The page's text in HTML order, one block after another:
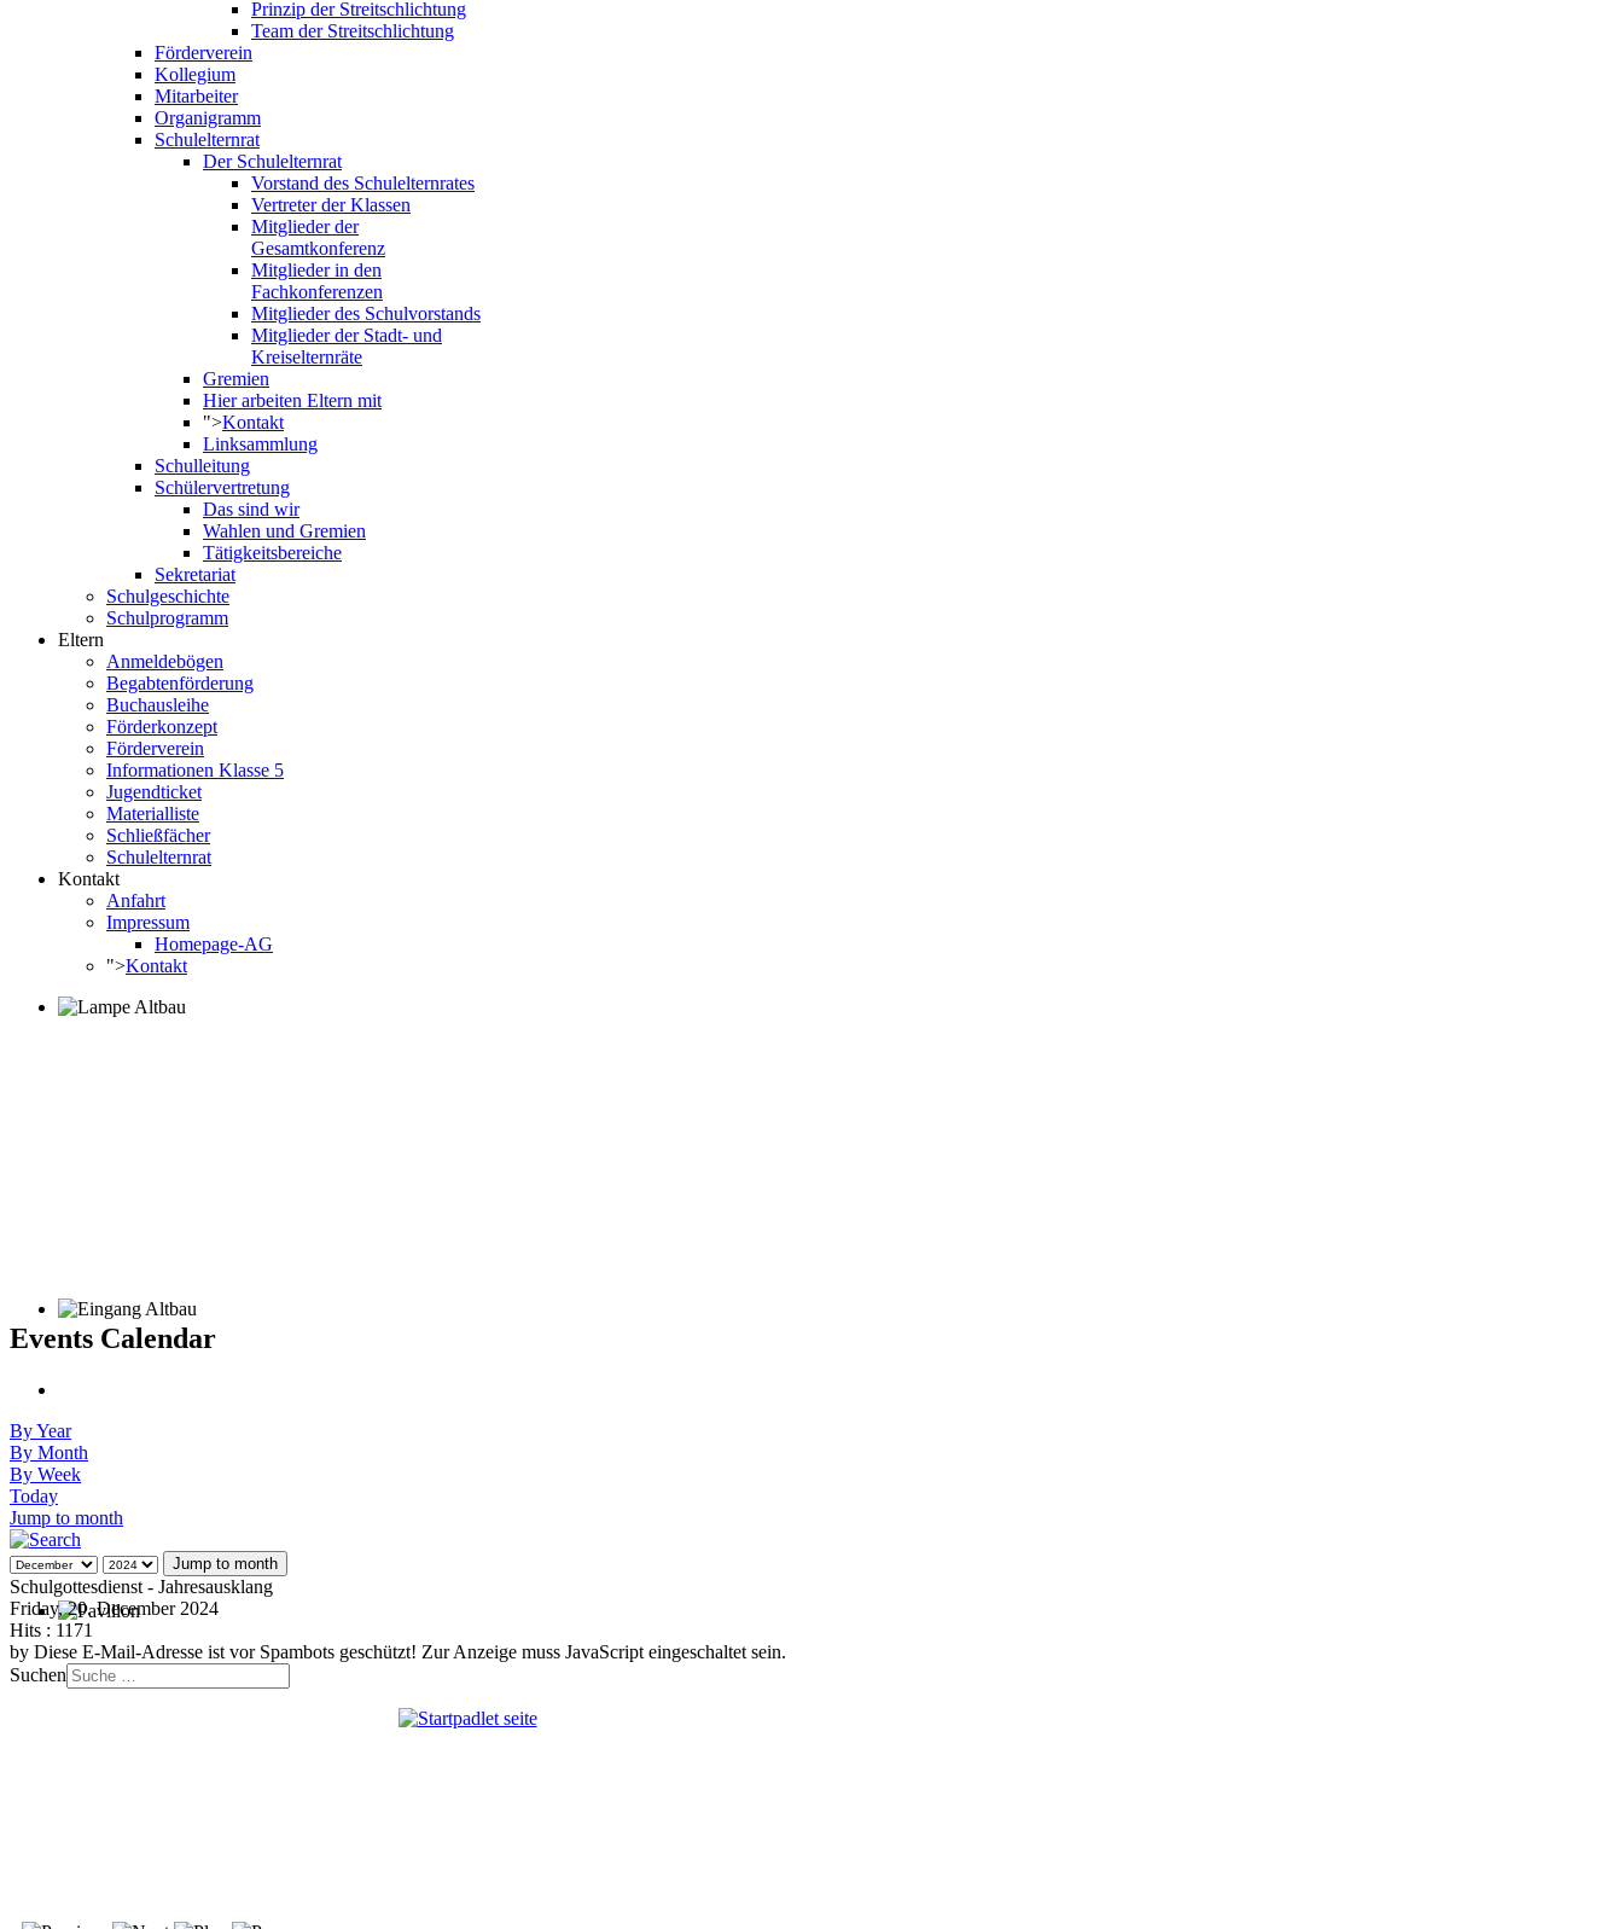
Prinzip der Streitschlichtung
Team der Streitschlichtung
Förderverein
Kollegium
Mitarbeiter
Organigramm
Schulelternrat
Der Schulelternrat
Vorstand des Schulelternrates
Vertreter der Klassen
Mitglieder der
Gesamtkonferenz
Mitglieder in den
Fachkonferenzen
Mitglieder des Schulvorstands
Mitglieder der Stadt- und
Kreiselternräte
Gremien
Hier arbeiten Eltern mit
">Kontakt
Linksammlung
Schulleitung
Schülervertretung
Das sind wir
Wahlen und Gremien
Tätigkeitsbereiche
Sekretariat
Schulgeschichte
Schulprogramm
Eltern
Anmeldebögen
Begabtenförderung
Buchausleihe
Förderkonzept
Förderverein
Informationen Klasse 5
Jugendticket
Materialliste
Schließfächer
Schulelternrat
Kontakt
Anfahrt
Impressum
Homepage-AG
">Kontakt
Events Calendar
By Year
By Month
By Week
Today
Jump to month
Jump to month
Schulgottesdienst - Jahresausklang
Friday, 20. December 2024
Hits : 1171
by Diese E-Mail-Adresse ist vor Spambots geschützt! Zur Anzeige muss JavaScript eingeschaltet sein.
Suchen